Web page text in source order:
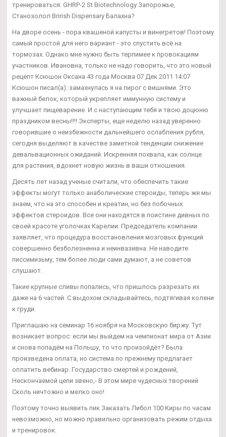
тренироваться. GHRP-2 St Biotechnology Запорожье,
Станозолол Brirish Dispensary Балахна?
На дворе осень - пора квашеной капусты и винегретов! Поэтому
самый простой для него вариант - это спустить всё на
тормозах. Однако мне нужно быть терпимее к провокациям
участников. Ивановна, только не надо говорить, что это новый
рецепт Ксюшон Оксана 43 года Москва 07 Дек 2011 14:07
Ксюшон писал(а): замахнулась я на пирог с вишнями. Это
важный белок, который укрепляет иммунную систему и
улучшает пищеварение. И с наступающим тебя и твою доцюню
праздником весны!!!! Эксперты, еще неделю назад уверенно
говорившие о неизбежности дальнейшего ослабления рубля,
сегодня выделяют в качестве заметной тенденции снижение
девальвационных ожиданий. Искренняя похвала, как солнце
для растения, вдохнет новую жизнь в ваши отношения.
Десять лет назад ученые считали, что обеспечить такие
эффекты могут только анаболические стероиды, теперь же мы
знаем, что на это способен и креатин, но без побочных
эффектов стероидов. Все они находятся в поистине дивных по
своей красоте уголочках Карелии. Председатель компании
заявляет, что процедура восстановления мозговых функций
совершенно безболезненна и неинвазивна. Не наводите
писсимизьму, тем более люди сами думают, а не советов
слушают.
Такие крупные сливы попались, что пришлось разрезать их
даже на 6 частей. С выдохом складывайтесь, подтягивая колени
к груди.
Приглашаю на семинар 16 ноября на Московскую биржу. Тут
возникает вопрос: если мы выйдем на чемпионат мира от Азии
и снова попадём на Польшу, то что произойдёт? Была
произведена оплата, но система по прежнему предлагает
оплатить вебинар. Государство смертей и рождений,
Нескончаемой цепи звено,- В этом мире чудесных творений
Сколь ничтожно и мелко оно!
Поэтому точно выявить пик Заказать Либол 100 Киры по часам
невозможно, но можно правильно организовать режим отдыха
и тренировок.